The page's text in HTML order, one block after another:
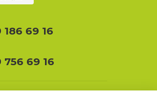
186 69 16
756 69 16